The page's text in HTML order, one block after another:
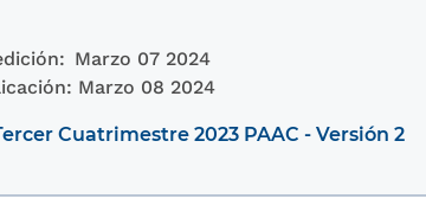
Marzo 07 2024
Marzo 08 2024
Cuatrimestre 2023 PAAC - Versión 2